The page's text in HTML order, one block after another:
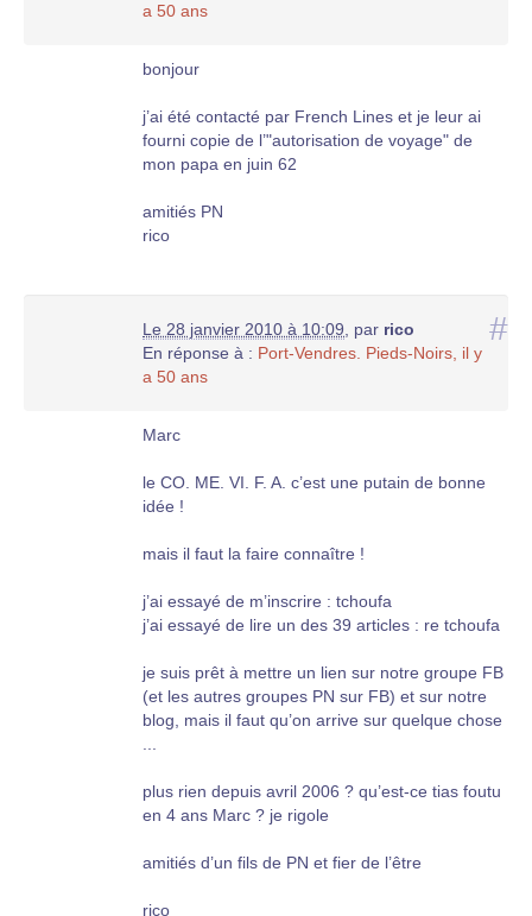
a 50 ans
bonjour
j’ai été contacté par French Lines et je leur ai
fourni copie de l’"autorisation de voyage" de
mon papa en juin 62
amitiés PN
rico
#
Le 28 janvier 2010 à 10:09 par rico
En réponse à : Port-Vendres. Pieds-Noirs, il y
a 50 ans
Marc
le CO. ME. VI. F. A. c’est une putain de bonne
idée !
mais il faut la faire connaître !
j’ai essayé de m’inscrire : tchoufa
j’ai essayé de lire un des 39 articles : re tchoufa
je suis prêt à mettre un lien sur notre groupe FB
(et les autres groupes PN sur FB) et sur notre
blog, mais il faut qu’on arrive sur quelque chose
plus rien depuis avril 2006 ? qu’est-ce tias foutu
en 4 ans Marc ? je rigole
amitiés d’un fils de PN et fier de l’être
rico